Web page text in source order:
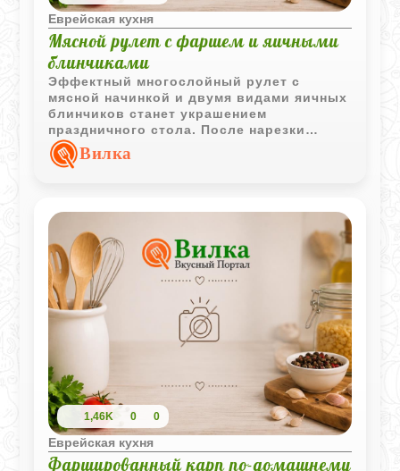
Еврейская кухня
Мясной рулет с фаршем и яичными
блинчиками
Эффектный многослойный рулет с
мясной начинкой и двумя видами яичных
блинчиков станет украшением
праздничного стола. После нарезки
блюдо выглядит особенно красиво
благодаря контрастным слоям.
Вилка
1,46K 0 0
Еврейская кухня
Фаршированный карп по-домашнему